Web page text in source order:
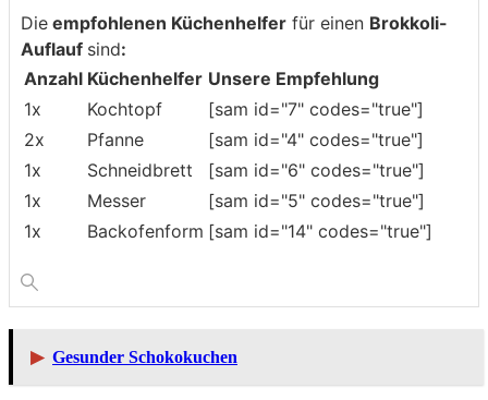
Die empfohlenen Küchenhelfer für einen Brokkoli-
Auflauf sind:
Anzahl Küchenhelfer Unsere Empfehlung
1x
Kochtopf
[sam id="7" codes="true"]
2x
Pfanne
[sam id="4" codes="true"]
1x
Schneidbrett
[sam id="6" codes="true"]
1x
Messer
[sam id="5" codes="true"]
1x
Backofenform [sam id="14" codes="true"]
▶ Gesunder Schokokuchen